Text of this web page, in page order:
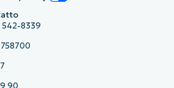
542-8339
90